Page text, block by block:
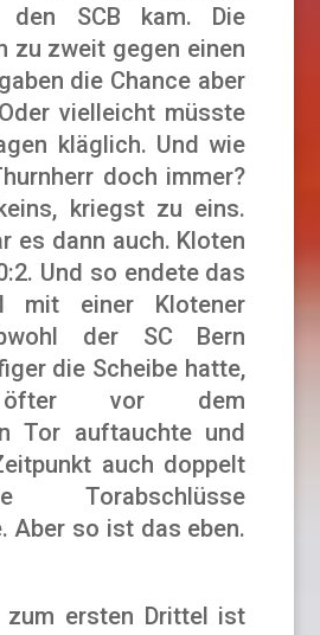
den SCB kam. Die
zu zweit gegen einen
die Chance aber
vielleicht müsste
kläglich. Und wie
doch immer?
kriegst zu eins.
es dann auch. Kloten
Und so endete das
mit einer Klotener
der SC Bern
die Scheibe hatte,
öfter vor dem
Tor auftauchte und
auch doppelt
Aber so ist das eben.
zum ersten Drittel ist